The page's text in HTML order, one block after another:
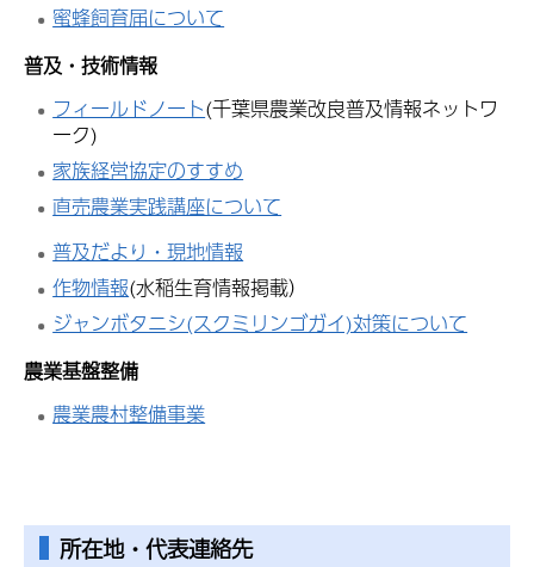
蜜蜂飼育届について
普及・技術情報
フィールドノート(千葉県農業改良普及情報ネットワ
ーク)
家族経営協定のすすめ
直売農業実践講座について
普及だより・現地情報
作物情報(水稲生育情報掲載）
ジャンボタニシ(スクミリンゴガイ)対策について
農業基盤整備
農業農村整備事業
所在地・代表連絡先